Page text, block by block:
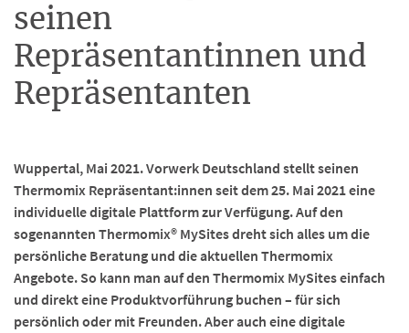
seinen
Repräsentantinnen und
Repräsentanten
Wuppertal, Mai 2021. Vorwerk Deutschland stellt seinen
Thermomix Repräsentant:innen seit dem 25. Mai 2021 eine
individuelle digitale Plattform zur Verfügung. Auf den
sogenannten Thermomix® MySites dreht sich alles um die
persönliche Beratung und die aktuellen Thermomix
Angebote. So kann man auf den Thermomix MySites einfach
und direkt eine Produktvorführung buchen – für sich
persönlich oder mit Freunden. Aber auch eine digitale